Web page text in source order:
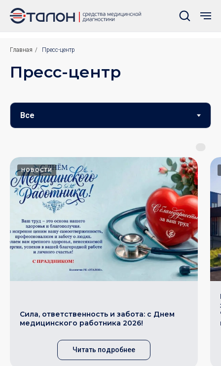
Главная / Пресс-центр
Пресс-центр
НОВОСТИ
Сила, ответственность и забота: с Днем
медицинского работника 2026!
Читать подробнее